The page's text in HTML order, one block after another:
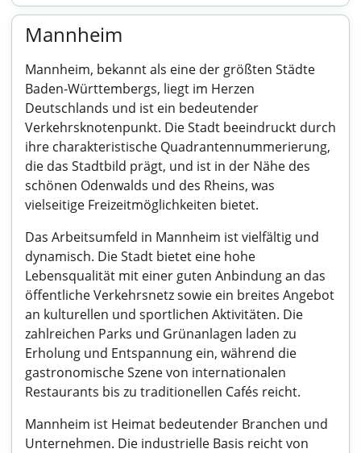
Mannheim
Mannheim, bekannt als eine der größten Städte
Baden-Württembergs, liegt im Herzen
Deutschlands und ist ein bedeutender
Verkehrsknotenpunkt. Die Stadt beeindruckt durch
ihre charakteristische Quadrantennummerierung,
die das Stadtbild prägt, und ist in der Nähe des
schönen Odenwalds und des Rheins, was
vielseitige Freizeitmöglichkeiten bietet.
Das Arbeitsumfeld in Mannheim ist vielfältig und
dynamisch. Die Stadt bietet eine hohe
Lebensqualität mit einer guten Anbindung an das
öffentliche Verkehrsnetz sowie ein breites Angebot
an kulturellen und sportlichen Aktivitäten. Die
zahlreichen Parks und Grünanlagen laden zu
Erholung und Entspannung ein, während die
gastronomische Szene von internationalen
Restaurants bis zu traditionellen Cafés reicht.
Mannheim ist Heimat bedeutender Branchen und
Unternehmen. Die industrielle Basis reicht von